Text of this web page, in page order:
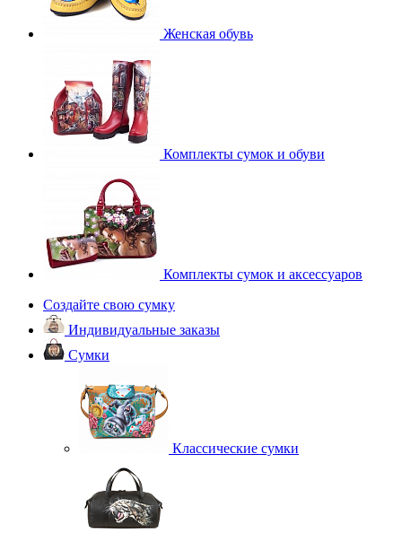
Женская обувь
Комплекты сумок и обуви
Комплекты сумок и аксессуаров
Создайте свою сумку
Индивидуальные заказы
Сумки
Классические сумки